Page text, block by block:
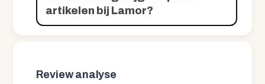
artikelen bij Lamor?
Review analyse